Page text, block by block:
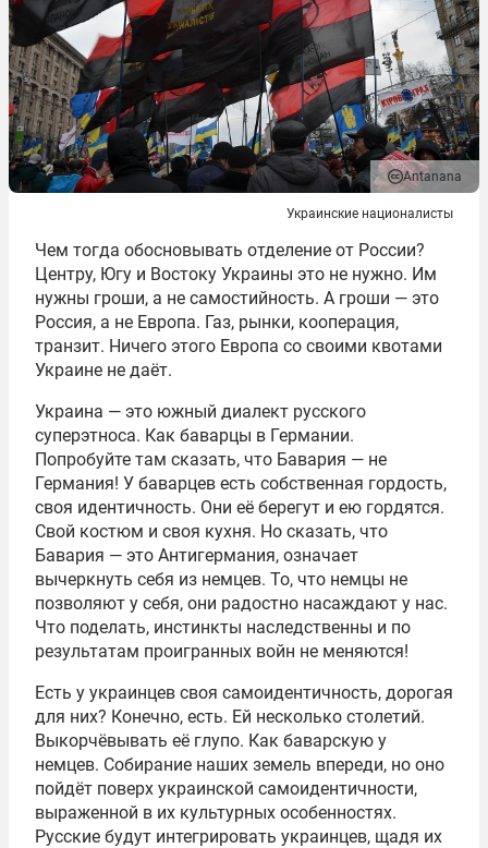
Antanana
Украинские националисты
Чем тогда обосновывать отделение от России?
Центру, Югу и Востоку Украины это не нужно. Им
нужны гроши, а не самостийность. А гроши — это
Россия, а не Европа. Газ, рынки, кооперация,
транзит. Ничего этого Европа со своими квотами
Украине не даёт.
Украина — это южный диалект русского
суперэтноса. Как баварцы в Германии.
Попробуйте там сказать, что Бавария — не
Германия! У баварцев есть собственная гордость,
своя идентичность. Они её берегут и ею гордятся.
Свой костюм и своя кухня. Но сказать, что
Бавария — это Антигермания, означает
вычеркнуть себя из немцев. То, что немцы не
позволяют у себя, они радостно насаждают у нас.
Что поделать, инстинкты наследственны и по
результатам проигранных войн не меняются!
Есть у украинцев своя самоидентичность, дорогая
для них? Конечно, есть. Ей несколько столетий.
Выкорчёвывать её глупо. Как баварскую у
немцев. Собирание наших земель впереди, но оно
пойдёт поверх украинской самоидентичности,
выраженной в их культурных особенностях.
Русские будут интегрировать украинцев, щадя их